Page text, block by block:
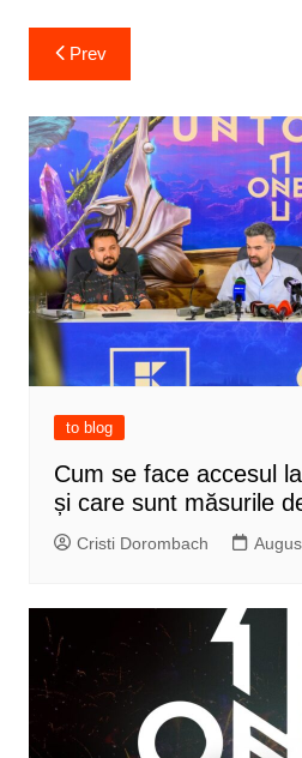
Post
navigation
Prev
to blog
Cum se face accesul
și care sunt măsurile
Cristi Dorombach